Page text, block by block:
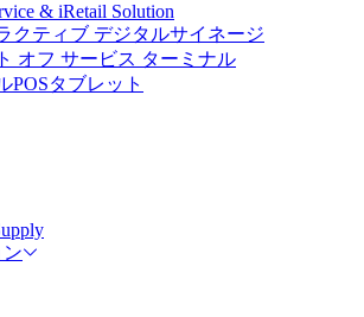
& iRetail Solution
クティブ デジタルサイネージ
オフ サービス ターミナル
POSタブレット